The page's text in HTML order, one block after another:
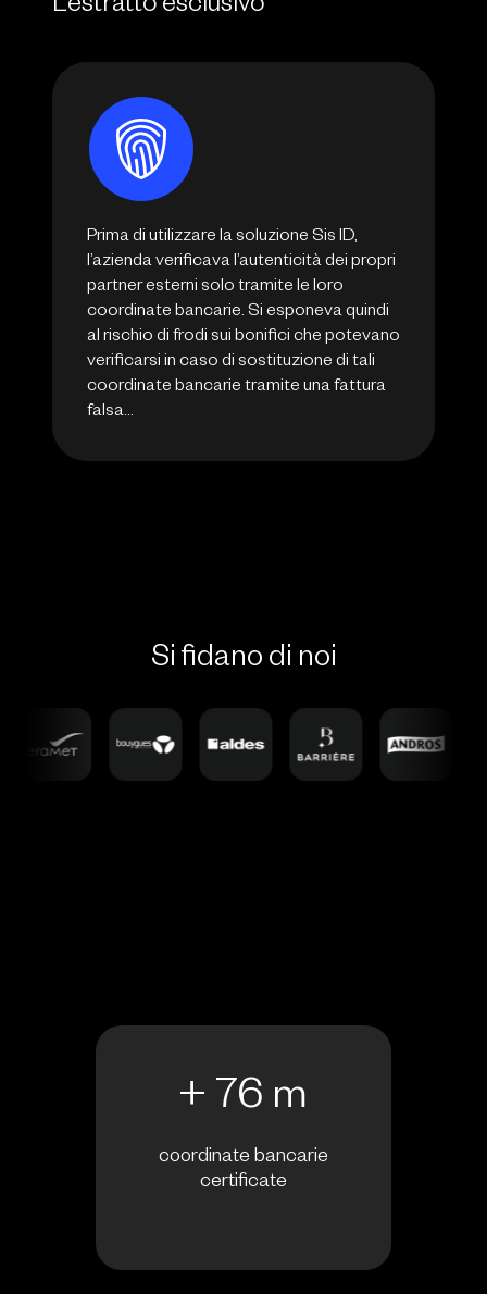
L’estratto esclusivo
Prima di utilizzare la soluzione Sis ID,
l’azienda verificava l’autenticità dei propri
partner esterni solo tramite le loro
coordinate bancarie. Si esponeva quindi
al rischio di frodi sui bonifici che potevano
verificarsi in caso di sostituzione di tali
coordinate bancarie tramite una fattura
falsa…
Si fidano di noi
+ 76 m
coordinate bancarie
certificate